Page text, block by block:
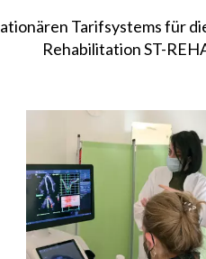
Tarifsystems für
Rehabilitation ST-